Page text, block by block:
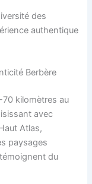
des
authentique
Berbère
70 kilomètres au
avec
Atlas,
paysages
du